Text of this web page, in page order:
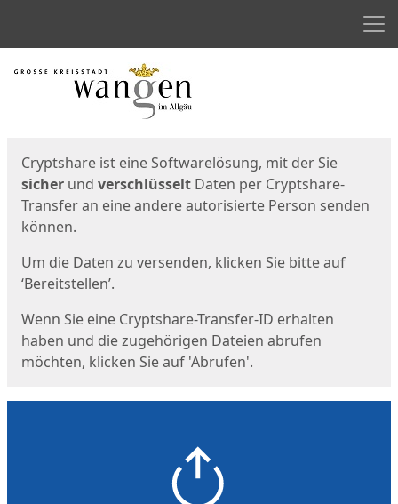
Start
Cryptshare ist eine Softwarelösung, mit der Sie
sicher und verschlüsselt Daten per Cryptshare-
Transfer an eine andere autorisierte Person senden
können.
Um die Daten zu versenden, klicken Sie bitte auf
‘Bereitstellen’.
Wenn Sie eine Cryptshare-Transfer-ID erhalten
haben und die zugehörigen Dateien abrufen
möchten, klicken Sie auf 'Abrufen'.